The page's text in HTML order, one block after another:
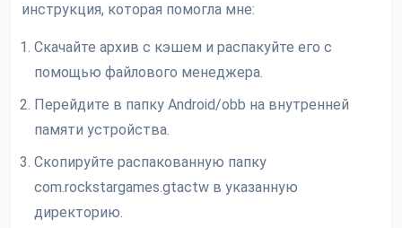
инструкция, которая помогла мне:
Скачайте архив с кэшем и распакуйте его с
помощью файлового менеджера.
Перейдите в папку Android/obb на внутренней
памяти устройства.
Скопируйте распакованную папку
com.rockstargames.gtactw в указанную
директорию.